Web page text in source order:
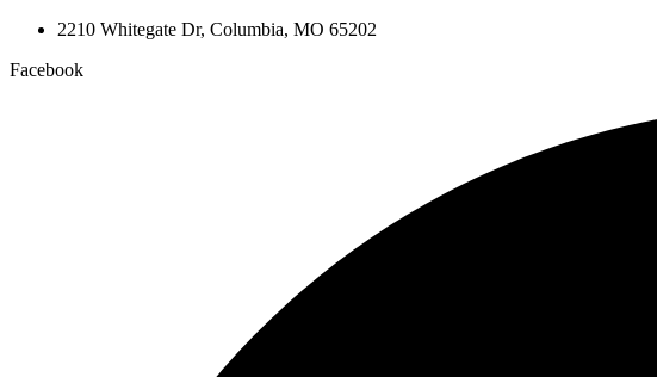
2210 Whitegate Dr, Columbia, MO 65202
Facebook